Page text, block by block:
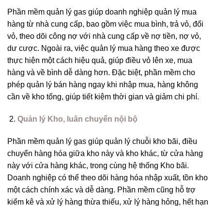
Phần mềm quản lý gas giúp doanh nghiệp quản lý mua
hàng từ nhà cung cấp, bao gồm việc mua bình, trả vỏ, đổi
vỏ, theo dõi công nợ với nhà cung cấp về nợ tiền, nợ vỏ,
dư cược. Ngoài ra, việc quản lý mua hàng theo xe được
thực hiện một cách hiệu quả, giúp điều vỏ lên xe, mua
hàng và về bình dễ dàng hơn. Đặc biệt, phần mềm cho
phép quản lý bán hàng ngay khi nhập mua, hàng không
cần về kho tổng, giúp tiết kiệm thời gian và giảm chi phí.
Quản lý Kho, luân chuyển nội bộ
Phần mềm quản lý gas giúp quản lý chuỗi kho bãi, điều
chuyển hàng hóa giữa kho này và kho khác, từ cửa hàng
này với cửa hàng khác, trong cùng hệ thống Kho bãi.
Doanh nghiệp có thể theo dõi hàng hóa nhập xuất, tồn kho
một cách chính xác và dễ dàng. Phần mềm cũng hỗ trợ
kiểm kê và xử lý hàng thừa thiếu, xử lý hàng hỏng, hết hạn